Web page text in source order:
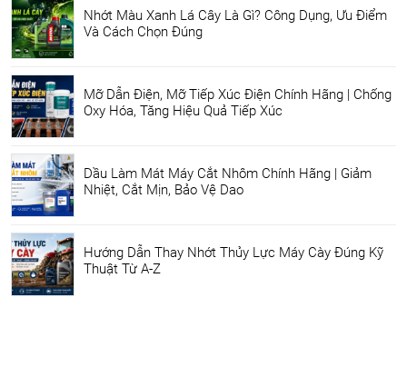
Nhớt Màu Xanh Lá Cây Là Gì? Công Dụng, Ưu Điểm
Và Cách Chọn Đúng
Mỡ Dẫn Điện, Mỡ Tiếp Xúc Điện Chính Hãng | Chống
Oxy Hóa, Tăng Hiệu Quả Tiếp Xúc
Dầu Làm Mát Máy Cắt Nhôm Chính Hãng | Giảm
Nhiệt, Cắt Mịn, Bảo Vệ Dao
Hướng Dẫn Thay Nhớt Thủy Lực Máy Cày Đúng Kỹ
Thuật Từ A-Z